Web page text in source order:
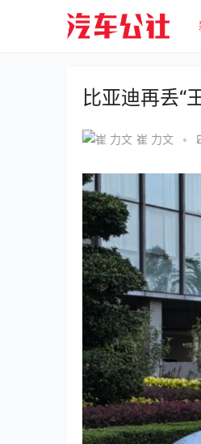
比亚迪再丢“
崔 力文 •